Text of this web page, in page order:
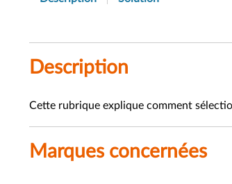
Description
Cette rubrique explique comment
Marques concernées